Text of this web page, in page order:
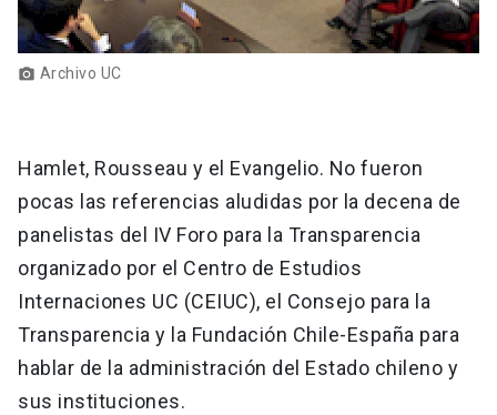
photo_camera Archivo UC
Hamlet, Rousseau y el Evangelio. No fueron
pocas las referencias aludidas por la decena de
panelistas del IV Foro para la Transparencia
organizado por el Centro de Estudios
Internaciones UC (CEIUC), el Consejo para la
Transparencia y la Fundación Chile-España para
hablar de la administración del Estado chileno y
sus instituciones.